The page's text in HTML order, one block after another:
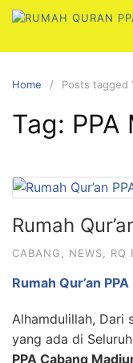
Skip
content
Home Posts tagged
Tag: PPA
Rumah
CABANG NEWS RQ
Rumah Qur’an
Alhamdulillah, Dari
yang ada di
PPA Cabang